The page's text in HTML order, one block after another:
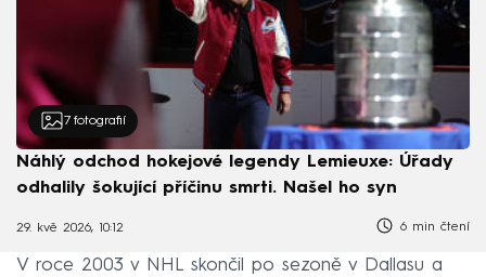
7 fotografií
Náhlý odchod hokejové legendy Lemieuxe: Úřady
odhalily šokující příčinu smrti. Našel ho syn
29. kvě 2026, 10:12 6 min čtení
V roce 2003 v NHL skončil po sezoně v Dallasu a